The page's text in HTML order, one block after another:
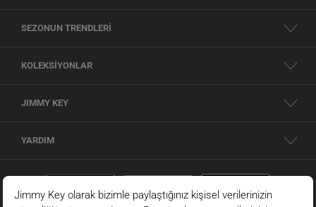
SEZONUN TRENDLERİ
KOLEKSİYONLAR
JIMMY KEY
YARDIM